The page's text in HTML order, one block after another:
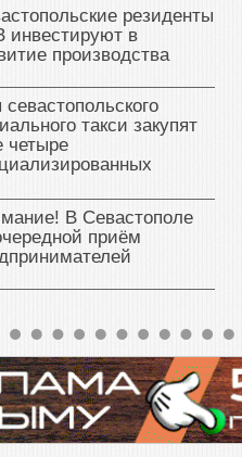
резиденты
инвестируют в
производства
такси закупят
четыре
В Севастополе
приём